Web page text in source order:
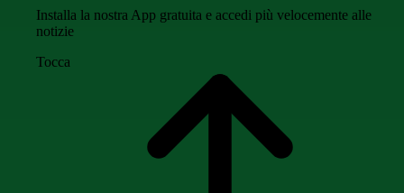
Installa la nostra App gratuita e accedi più velocemente alle
notizie
Tocca